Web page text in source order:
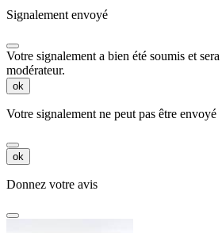
Signalement envoyé
Votre signalement a bien été soumis et
modérateur.
ok
Votre signalement ne peut pas être envoyé
ok
Donnez votre avis